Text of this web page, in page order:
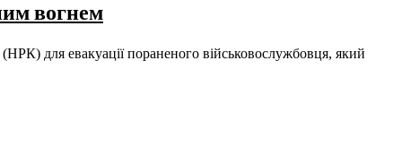
вогнем
для евакуації пораненого військовослужбовця, який